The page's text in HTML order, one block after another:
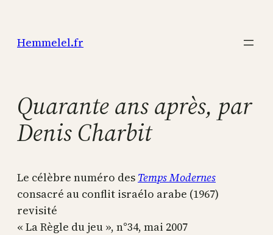
contenu
Hemmelel.fr
Quarante ans après, par
Denis Charbit
Le célèbre numéro des Temps Modernes
consacré au conflit israélo arabe (1967)
revisité
« La Règle du jeu », n°34, mai 2007